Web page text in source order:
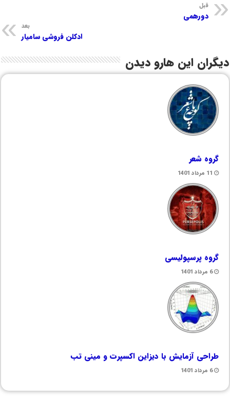
قبل
دورهمی
بعد
ادکلن فروشی سامیار
دیگران این هارو دیدن
گروه شعر
11 مرداد 1401
گروه پرسپولیسی
6 مرداد 1401
طراحی آزمایش با دیزاین اکسپرت و مینی تب
6 مرداد 1401